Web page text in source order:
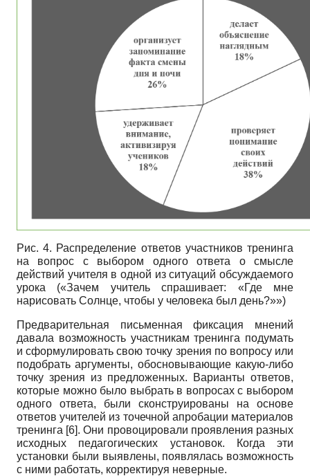
Рис. 4. Распределение ответов участников тренинга
на вопрос с выбором одного ответа о смысле
действий учителя в одной из ситуаций обсуждаемого
урока («Зачем учитель спрашивает: «Где мне
нарисовать Солнце, чтобы у человека был день?»»)
Предварительная письменная фиксация мнений
давала возможность участникам тренинга подумать
и сформулировать свою точку зрения по вопросу или
подобрать аргументы, обосновывающие какую-либо
точку зрения из предложенных. Варианты ответов,
которые можно было выбрать в вопросах с выбором
одного ответа, были сконструированы на основе
ответов учителей из точечной апробации материалов
тренинга [6]. Они провоцировали проявления разных
исходных педагогических установок. Когда эти
установки были выявлены, появлялась возможность
с ними работать, корректируя неверные.